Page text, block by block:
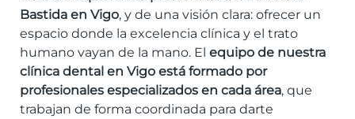
Bastida en Vigo, y de una visión clara: ofrecer un
espacio donde la excelencia clínica y el trato
humano vayan de la mano. El equipo de nuestra
clínica dental en Vigo está formado por
profesionales especializados en cada área, que
trabajan de forma coordinada para darte